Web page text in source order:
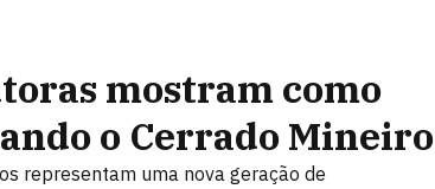
mostram como
o Cerrado Mineiro
representam uma nova geração de